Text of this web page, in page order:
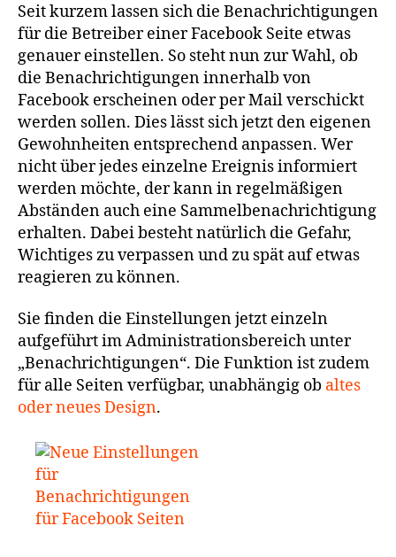
Seit kurzem lassen sich die Benachrichtigungen
für die Betreiber einer Facebook Seite etwas
genauer einstellen. So steht nun zur Wahl, ob
die Benachrichtigungen innerhalb von
Facebook erscheinen oder per Mail verschickt
werden sollen. Dies lässt sich jetzt den eigenen
Gewohnheiten entsprechend anpassen. Wer
nicht über jedes einzelne Ereignis informiert
werden möchte, der kann in regelmäßigen
Abständen auch eine Sammelbenachrichtigung
erhalten. Dabei besteht natürlich die Gefahr,
Wichtiges zu verpassen und zu spät auf etwas
reagieren zu können.
Sie finden die Einstellungen jetzt einzeln
aufgeführt im Administrationsbereich unter
„Benachrichtigungen“. Die Funktion ist zudem
für alle Seiten verfügbar, unabhängig ob altes
oder neues Design.